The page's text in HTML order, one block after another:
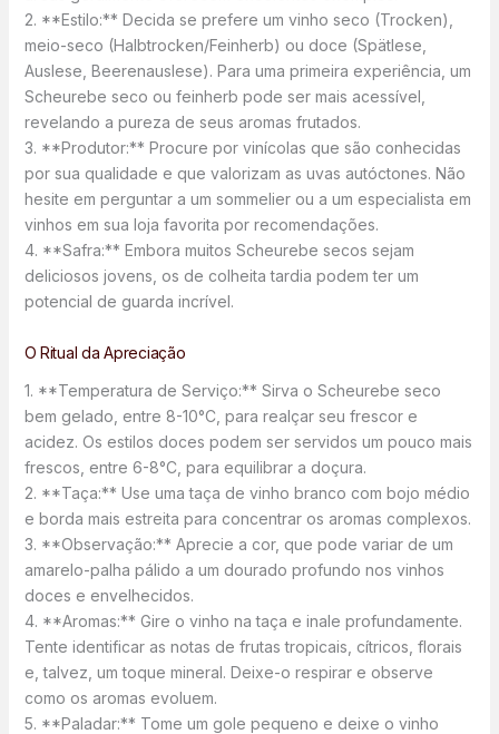
2. **Estilo:** Decida se prefere um vinho seco (Trocken),
meio-seco (Halbtrocken/Feinherb) ou doce (Spätlese,
Auslese, Beerenauslese). Para uma primeira experiência, um
Scheurebe seco ou feinherb pode ser mais acessível,
revelando a pureza de seus aromas frutados.
3. **Produtor:** Procure por vinícolas que são conhecidas
por sua qualidade e que valorizam as uvas autóctones. Não
hesite em perguntar a um sommelier ou a um especialista em
vinhos em sua loja favorita por recomendações.
4. **Safra:** Embora muitos Scheurebe secos sejam
deliciosos jovens, os de colheita tardia podem ter um
potencial de guarda incrível.
O Ritual da Apreciação
1. **Temperatura de Serviço:** Sirva o Scheurebe seco
bem gelado, entre 8-10°C, para realçar seu frescor e
acidez. Os estilos doces podem ser servidos um pouco mais
frescos, entre 6-8°C, para equilibrar a doçura.
2. **Taça:** Use uma taça de vinho branco com bojo médio
e borda mais estreita para concentrar os aromas complexos.
3. **Observação:** Aprecie a cor, que pode variar de um
amarelo-palha pálido a um dourado profundo nos vinhos
doces e envelhecidos.
4. **Aromas:** Gire o vinho na taça e inale profundamente.
Tente identificar as notas de frutas tropicais, cítricos, florais
e, talvez, um toque mineral. Deixe-o respirar e observe
como os aromas evoluem.
5. **Paladar:** Tome um gole pequeno e deixe o vinho